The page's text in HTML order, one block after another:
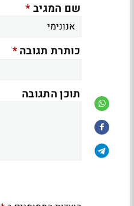
שם המגיב*
כותרת תגובה*
תוכן התגובה